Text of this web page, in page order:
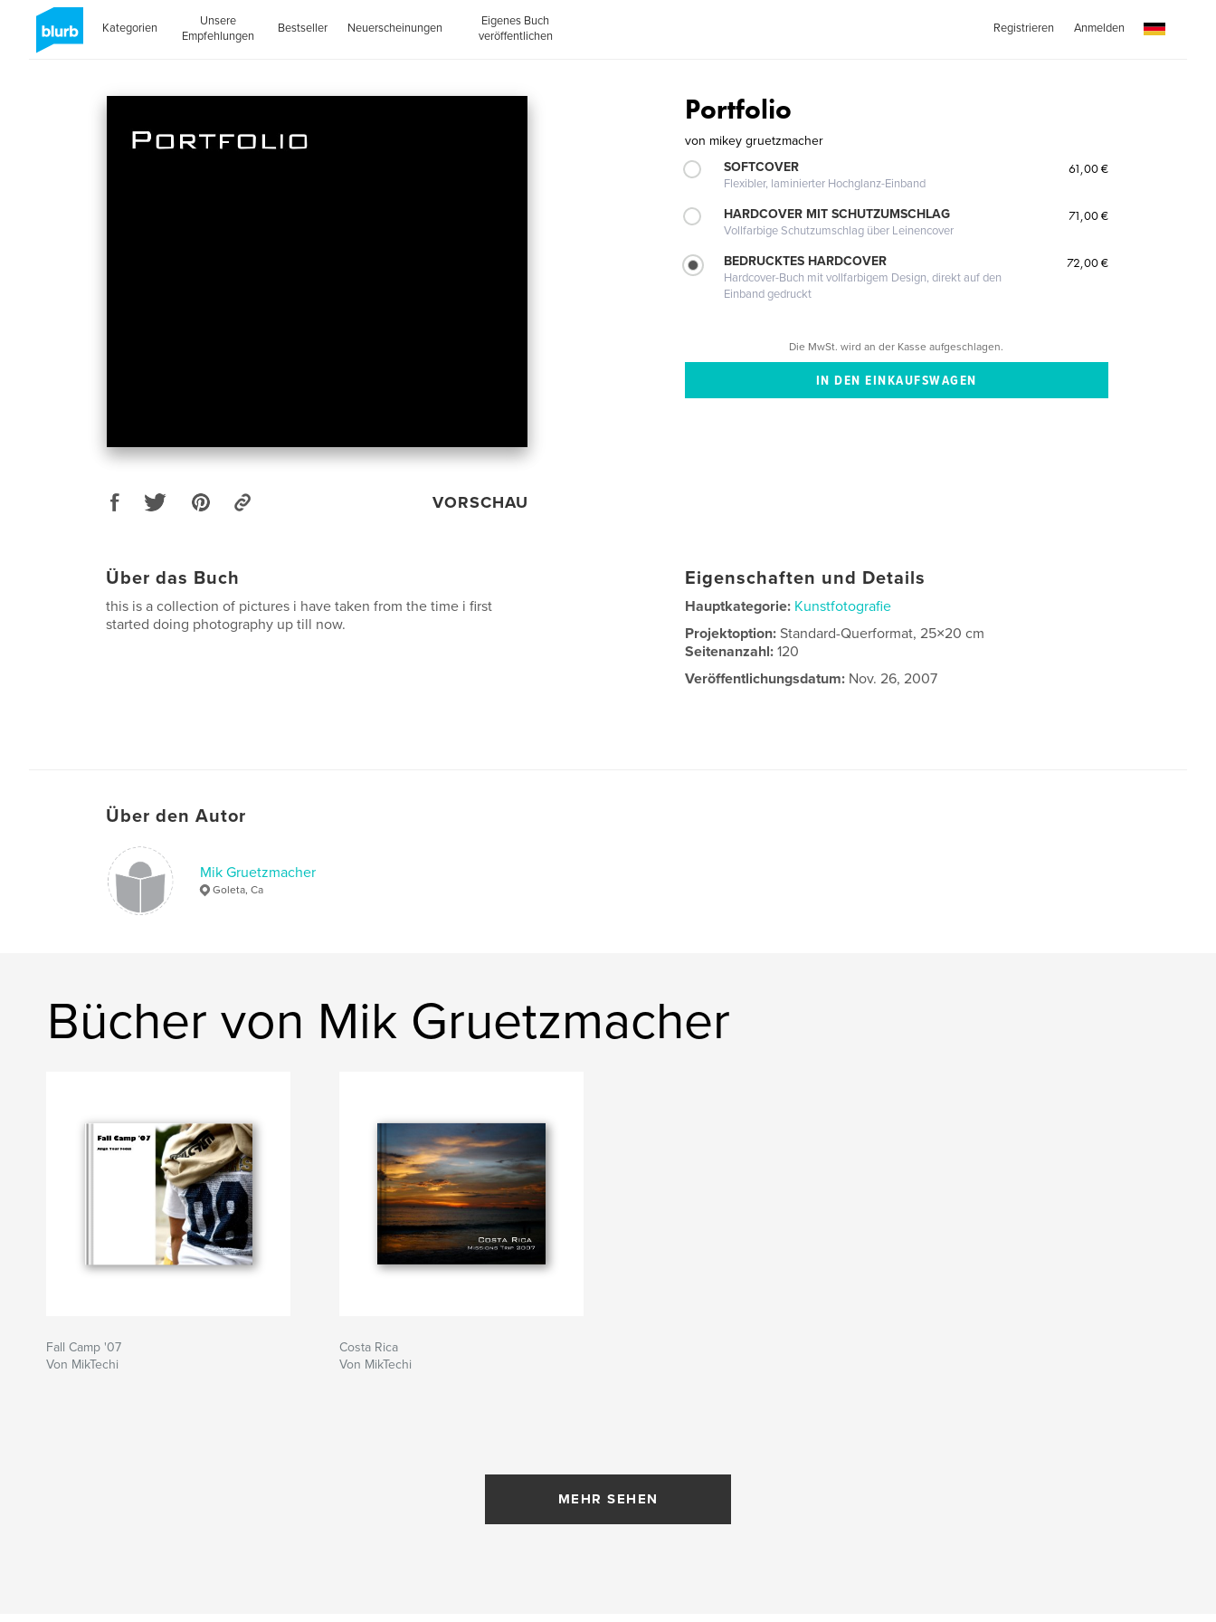
Kategorien
Unsere
Empfehlungen
Bestseller Neuerscheinungen
Eigenes Buch
veröffentlichen
Registrieren Anmelden
VORSCHAU
Portfolio
von mikey gruetzmacher
SOFTCOVER
Flexibler, laminierter Hochglanz-Einband
61,00 €
HARDCOVER MIT SCHUTZUMSCHLAG
Vollfarbige Schutzumschlag über Leinencover
71,00 €
BEDRUCKTES HARDCOVER
Hardcover-Buch mit vollfarbigem Design, direkt auf den
Einband gedruckt
72,00 €
Die MwSt. wird an der Kasse aufgeschlagen.
Über das Buch
this is a collection of pictures i have taken from the time i first
started doing photography up till now.
Eigenschaften und Details
Hauptkategorie: Kunstfotografie
Projektoption:Standard-Querformat, 25×20 cm
Seitenanzahl:120
Veröffentlichungsdatum: Nov. 26, 2007
Über den Autor
Mik Gruetzmacher
Goleta, Ca
Bücher von Mik Gruetzmacher
Fall Camp '07
Von MikTechi
Costa Rica
Von MikTechi
MEHR SEHEN